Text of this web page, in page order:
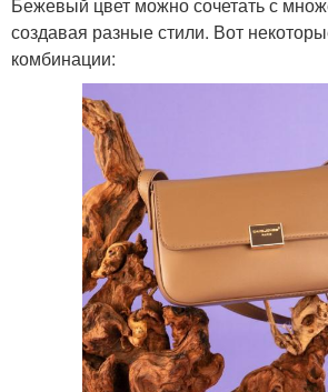
создавая разные стили. Вот
комбинации: